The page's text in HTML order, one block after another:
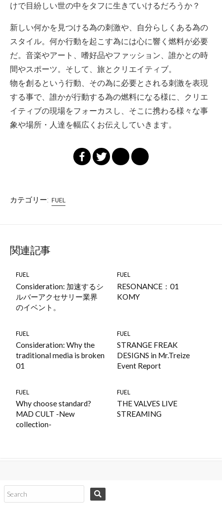
けで目紛しい世の中をタフに生きていけるだろうか？
新しい何かを見つける為の刺激や、自分らしくある為の
スタイル。何か行動を起こす為には心に響く燃料が必要
だ。音楽やアート、嗜好品やファッション、誰かとの時
間やスポーツ。そして、旅とクリエイティブ。
物を創るという行動、その為に必要とされる刺激を表現
する事で、誰かが行動する為の燃料になる様に、クリエ
イティブの現場をフォーカスし、そこに携わる様々な事
象や場所・人達を幅広くお伝えしていきます。
カテゴリー: FUEL
関連記事
FUEL
Consideration: 加速するシ
ルバーアクセサリー業界
のイベント。
FUEL
RESONANCE：01
KOMY
FUEL
Consideration: Why the
traditional media is broken
01
FUEL
STRANGE FREAK
DESIGNS in Mr.Treize
Event Report
FUEL
Why choose standard?
MAD CULT -New
collection-
FUEL
THE VALVES LIVE
STREAMING
コ
ン